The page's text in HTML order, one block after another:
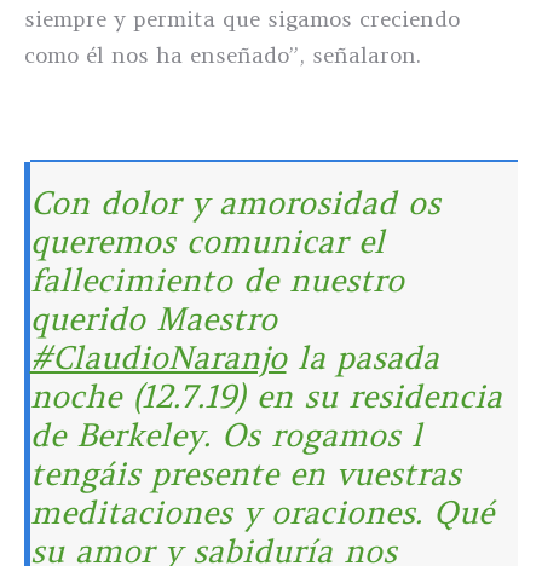
siempre y permita que sigamos creciendo
como él nos ha enseñado”, señalaron.
Con dolor y amorosidad os
queremos comunicar el
fallecimiento de nuestro
querido Maestro
#ClaudioNaranjola pasada
noche (12.7.19) en su residencia
de Berkeley. Os rogamos l
tengáis presente en vuestras
meditaciones y oraciones. Qué
su amor y sabiduría nos